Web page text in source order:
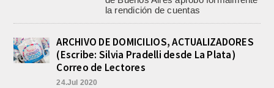
PRE-FEDERAL MASCULINO DE
BASQUET EN CADETES:
ATHLETIC JUEGA EL
TRIANGULAR FINAL
agosto 6, 2026
Por el torneo Pre-federal de Básquet,
el equipo de Cadetes de Athletic, logró
ARCHIVO DE DOMICILIOS, ACTUALIZADORES
(Escribe: Silvia Pradelli desde La Plata)
Correo de Lectores
24.Jul 2020